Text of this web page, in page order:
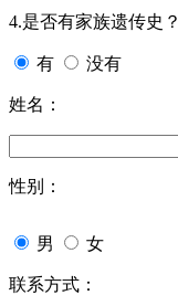
4.是否有家族遗传史？
有 没有
姓名：
性别：
男 女
联系方式：